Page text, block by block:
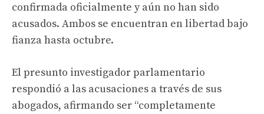
confirmada oficialmente y aún no han sido
acusados. Ambos se encuentran en libertad bajo
fianza hasta octubre.
El presunto investigador parlamentario
respondió a las acusaciones a través de sus
abogados, afirmando ser “completamente